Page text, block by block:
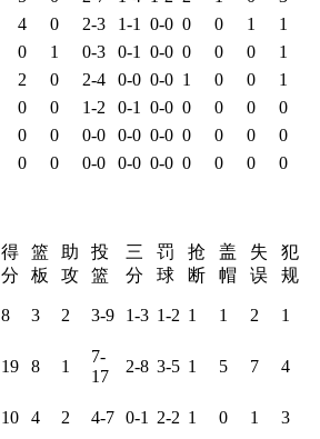
4 0 2-3 1-1 0-0 0 0 1
1
0 1 0-3 0-1 0-0 0 0 0
1
2 0 2-4 0-0 0-0 1 0 0
1
0 0 1-2 0-1 0-0 0 0 0
0
0 0 0-0 0-0 0-0 0 0 0
0
0 0 0-0 0-0 0-0 0 0 0 0
得
分
篮
板
助
攻
投
篮
三
分
罚
球
抢
断
盖
帽
失
误
犯
规
8 3 2 3-9 1-3 1-2 1 1 2 1
19 8 1
7-
17
2-8 3-5 1 5 7 4
10 4 2 4-7 0-1 2-2 1 0 1 3